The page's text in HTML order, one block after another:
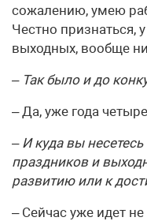
сожалению, умею
Честно признаться,
выходных, вообще
– Так было и до
– Да, уже года
– И куда вы
праздников и
развитию или к
– Сейчас уже идет